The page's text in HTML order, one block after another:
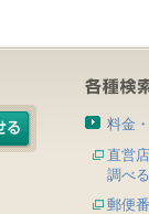
料金
直営
調べる
郵便